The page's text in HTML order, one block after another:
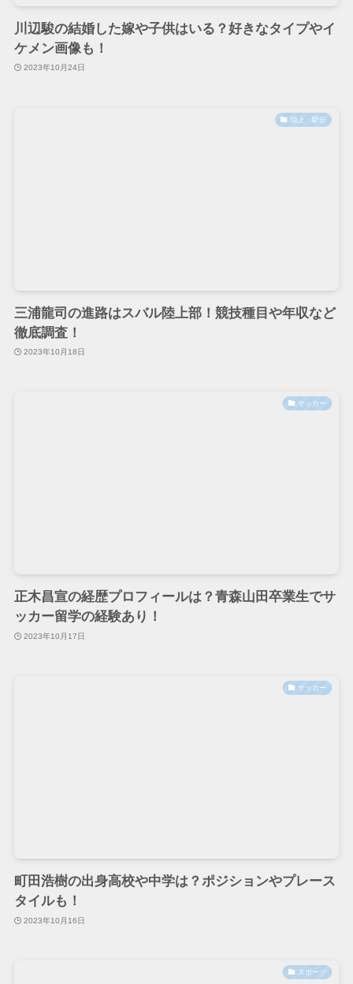
川辺駿の結婚した嫁や子供はいる？好きなタイプやイ
ケメン画像も！
2023年10月24日
陸上・駅伝
三浦龍司の進路はスバル陸上部！競技種目や年収など
徹底調査！
2023年10月18日
サッカー
正木昌宣の経歴プロフィールは？青森山田卒業生でサ
ッカー留学の経験あり！
2023年10月17日
サッカー
町田浩樹の出身高校や中学は？ポジションやプレース
タイルも！
2023年10月16日
スポーツ